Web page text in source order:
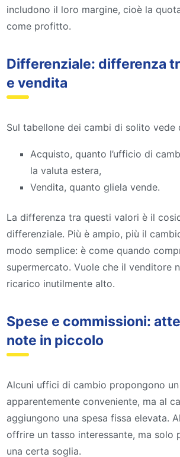
includono il loro margine, cioè la
come profitto.
Differenziale: differenza
e vendita
Sul tabellone dei cambi di solito vede
Acquisto, quanto l’ufficio di
la valuta estera,
Vendita, quanto gliela vende.
La differenza tra questi valori è il
differenziale. Più è ampio, più il
modo semplice: è come quando
supermercato. Vuole che il venditore
ricarico inutilmente alto.
Spese e commissioni:
note in piccolo
Alcuni uffici di cambio propongono
apparentemente conveniente, ma al
aggiungono una spesa fissa elevata.
offrire un tasso interessante, ma solo
una certa soglia.